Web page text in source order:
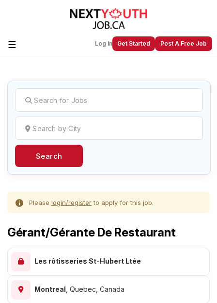
☰ Log In Get Started Post A Free Job
Create a New Listing toJoin Our
Next Youth Job Community!
Find or List your Job.Have an account?Log In
Account
Search
Please login/registerto apply for this job.
Gérant/gérante De Restaurant
Les rôtisseries St-Hubert Ltée
Montreal Quebec, Canada